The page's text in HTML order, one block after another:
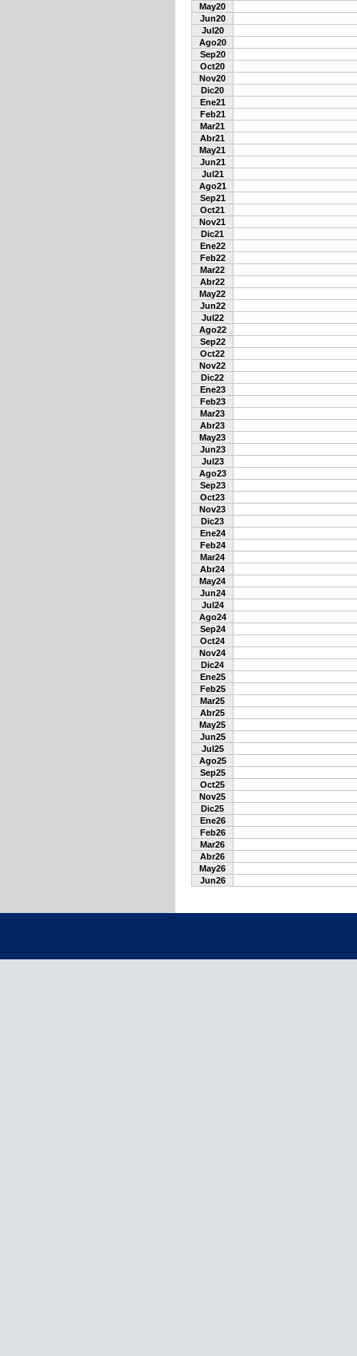
May20
Jun20
Jul20
Ago20
Sep20
Oct20
Nov20
Dic20
Ene21
Feb21
Mar21
Abr21
May21
Jun21
Jul21
Ago21
Sep21
Oct21
Nov21
Dic21
Ene22
Feb22
Mar22
Abr22
May22
Jun22
Jul22
Ago22
Sep22
Oct22
Nov22
Dic22
Ene23
Feb23
Mar23
Abr23
May23
Jun23
Jul23
Ago23
Sep23
Oct23
Nov23
Dic23
Ene24
Feb24
Mar24
Abr24
May24
Jun24
Jul24
Ago24
Sep24
Oct24
Nov24
Dic24
Ene25
Feb25
Mar25
Abr25
May25
Jun25
Jul25
Ago25
Sep25
Oct25
Nov25
Dic25
Ene26
Feb26
Mar26
Abr26
May26
Jun26